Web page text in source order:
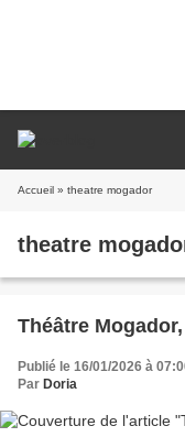
Accueil » theatre mogador
theatre
Théâtre
Publié le 16/01/2026 à
Par Doria